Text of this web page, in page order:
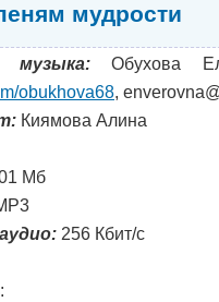
мудрости
Обухова
obukhova68,
Киямова Алина
Мб
256 Кбит/с